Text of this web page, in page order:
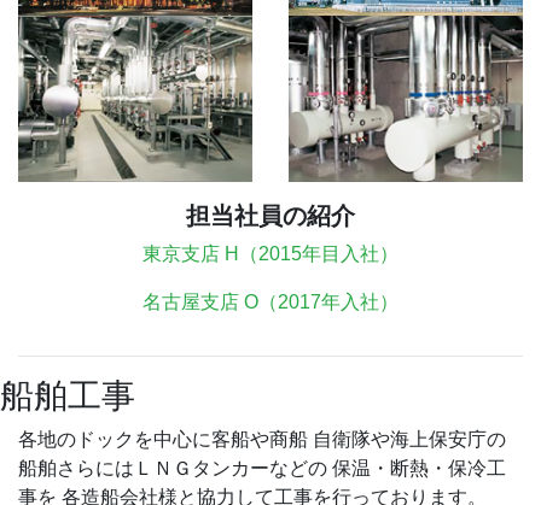
担当社員の紹介
東京支店 H（2015年目入社）
名古屋支店 O（2017年入社）
船舶工事
各地のドックを中心に客船や商船 自衛隊や海上保安庁の
船舶さらにはＬＮＧタンカーなどの 保温・断熱・保冷工
事を 各造船会社様と協力して工事を行っております。